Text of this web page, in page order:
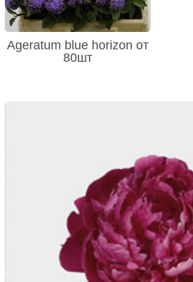
Ageratum blue horizon от
80шт